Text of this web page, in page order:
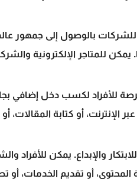
بالوصول إلى جمهور
للمتاجر الإلكترونية
فرصة للأفراد لكسب دخل إضافي
أو كتابة المقالات،
والإبداع. يمكن للأفراد
أو تقديم الخدمات، أو